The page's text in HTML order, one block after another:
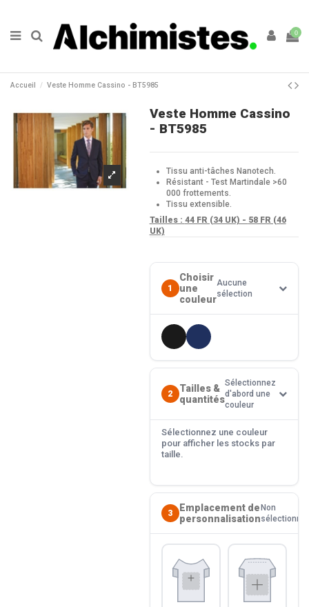
0
Accueil Veste Homme Cassino - BT5985
Veste Homme Cassino
- BT5985
Tissu anti-tâches Nanotech.
Résistant - Test Martindale >60
000 frottements.
Tissu extensible.
Tailles : 44 FR (34 UK) - 58 FR (46
UK)
1
Choisir
une
couleur
Aucune
sélection
2
Tailles &
quantités
Sélectionnez
d'abord une
couleur
Sélectionnez une couleur
pour afficher les stocks par
taille.
3
Emplacement de
personnalisation
Non
sélectionné